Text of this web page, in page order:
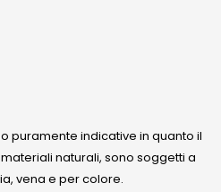
puramente indicative in quanto il
naturali, sono soggetti a
vena e per colore.